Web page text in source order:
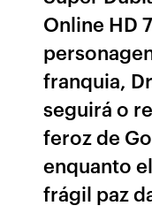
Online HD
franquia,
seguirá o
feroz de
enquanto
frágil paz